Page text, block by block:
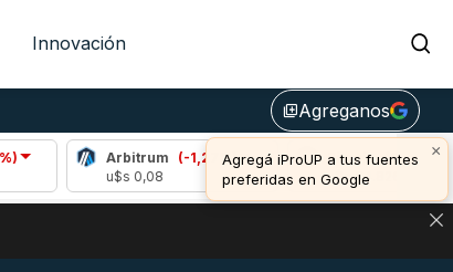
Innovación
library_addAgreganos
×
Agregá iProUP a tus fuentes
preferidas en Google
Arbitrum
(-1,27%)
Bitcoin (0,56%)
u$s 64.826,00
EN BITCOIN, DÓLAR CRIPTO Y EXCHANGES